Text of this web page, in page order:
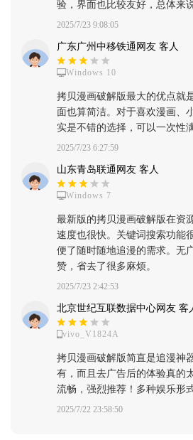
验，界面也比较友好，总体来
2025/7/23 9:08:05
广东广州中移铁通网友 客人
Windows 10
拷贝漫画破解版最大的优点就
面也算简洁。对于喜欢漫画、
实是不错的选择，可以一次性
2025/7/23 6:27:59
山东青岛联通网友 客人
Windows 7
最新版的拷贝漫画破解版在资
速度也很快。关键词搜索功能
便了随时随地追漫的需求。无
赞，省去了很多麻烦。
2025/7/23 2:42:53
北京世纪互联数据中心网友 客
vivo_V1824A
拷贝漫画破解版简直是追漫神
有，而且去广告后的体验真的
流畅，强烈推荐！多种娱乐形
2025/7/22 23:58:50